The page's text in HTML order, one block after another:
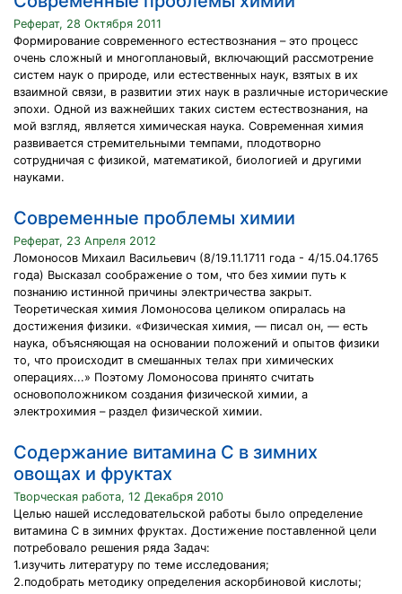
Реферат, 28 Октября 2011
Формирование современного естествознания – это процесс
очень сложный и многоплановый, включающий рассмотрение
систем наук о природе, или естественных наук, взятых в их
взаимной связи, в развитии этих наук в различные исторические
эпохи. Одной из важнейших таких систем естествознания, на
мой взгляд, является химическая наука. Современная химия
развивается стремительными темпами, плодотворно
сотрудничая с физикой, математикой, биологией и другими
науками.
Современные проблемы химии
Реферат, 23 Апреля 2012
Ломоносов Михаил Васильевич (8/19.11.1711 года - 4/15.04.1765
года) Высказал соображение о том, что без химии путь к
познанию истинной причины электричества закрыт.
Теоретическая химия Ломоносова целиком опиралась на
достижения физики. «Физическая химия, — писал он, — есть
наука, объясняющая на основании положений и опытов физики
то, что происходит в смешанных телах при химических
операциях...» Поэтому Ломоносова принято считать
основоположником создания физической химии, а
электрохимия – раздел физической химии.
Содержание витамина С в зимних
овощах и фруктах
Творческая работа, 12 Декабря 2010
Целью нашей исследовательской работы было определение
витамина C в зимних фруктах. Достижение поставленной цели
потребовало решения ряда Задач:
1.изучить литературу по теме исследования;
2.подобрать методику определения аскорбиновой кислоты;